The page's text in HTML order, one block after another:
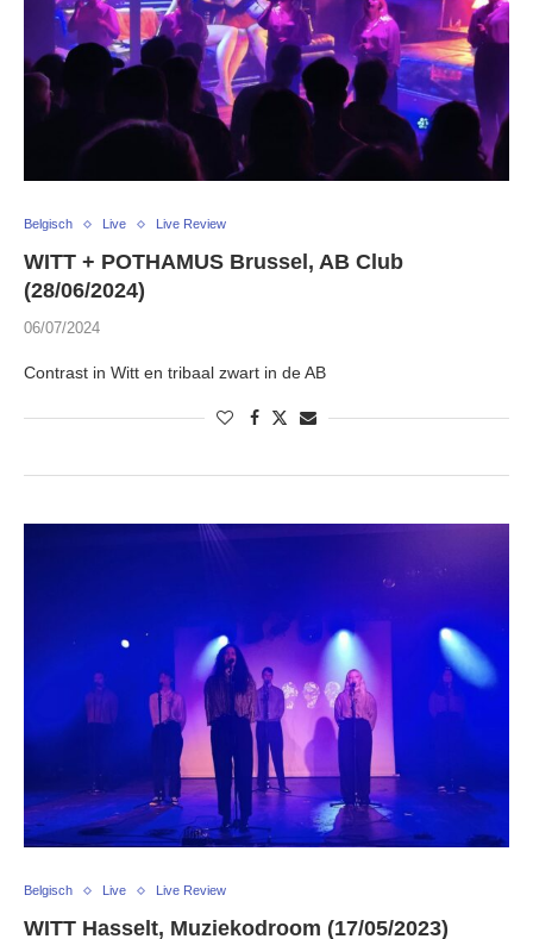
Belgisch Live Live Review
WITT + POTHAMUS Brussel, AB Club
(28/06/2024)
06/07/2024
Contrast in Witt en tribaal zwart in de AB
Belgisch Live Live Review
WITT Hasselt, Muziekodroom (17/05/2023)